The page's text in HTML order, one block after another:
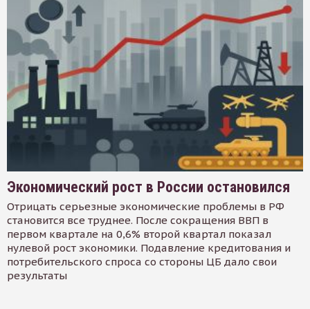
Экономический рост в России остановился
Отрицать серьезные экономические проблемы в РФ
становится все труднее. После сокращения ВВП в
первом квартале на 0,6% второй квартал показал
нулевой рост экономики. Подавление кредитования и
потребительского спроса со стороны ЦБ дало свои
результаты